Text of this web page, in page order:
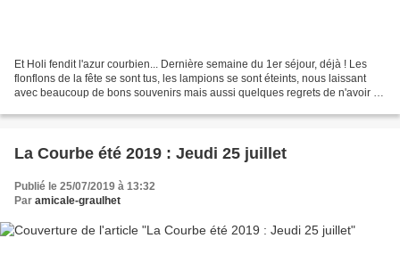
Et Holi fendit l'azur courbien... Dernière semaine du 1er séjour, déjà ! Les
flonflons de la fête se sont tus, les lampions se sont éteints, nous laissant
avec beaucoup de bons souvenirs mais aussi quelques regrets de n'avoir pu
La Courbe été 2019 : Jeudi 25 juillet
Publié le 25/07/2019 à 13:32
Par amicale-graulhet